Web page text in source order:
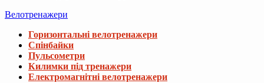
Велотренажери
Горизонтальні велотренажери
Спінбайки
Пульсометри
Килимки під тренажери
Електромагнітні велотренажери